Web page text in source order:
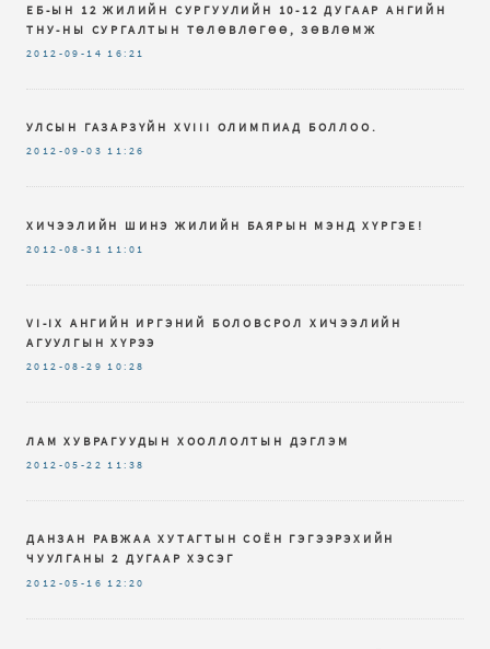
ЕБ-ЫН 12 ЖИЛИЙН СУРГУУЛИЙН 10-12 ДУГААР АНГИЙН
ТНУ-НЫ СУРГАЛТЫН ТӨЛӨВЛӨГӨӨ, ЗӨВЛӨМЖ
2012-09-14 16:21
УЛСЫН ГАЗАРЗҮЙН XVIII ОЛИМПИАД БОЛЛОО.
2012-09-03 11:26
ХИЧЭЭЛИЙН ШИНЭ ЖИЛИЙН БАЯРЫН МЭНД ХҮРГЭЕ!
2012-08-31 11:01
VI-IX AНГИЙН ИРГЭНИЙ БОЛОВСРОЛ ХИЧЭЭЛИЙН
АГУУЛГЫН ХҮРЭЭ
2012-08-29 10:28
ЛАМ ХУВРАГУУДЫН ХООЛЛОЛТЫН ДЭГЛЭМ
2012-05-22 11:38
ДАНЗАН РАВЖАА ХУТАГТЫН СОЁН ГЭГЭЭРЭХИЙН
ЧУУЛГАНЫ 2 ДУГААР ХЭСЭГ
2012-05-16 12:20